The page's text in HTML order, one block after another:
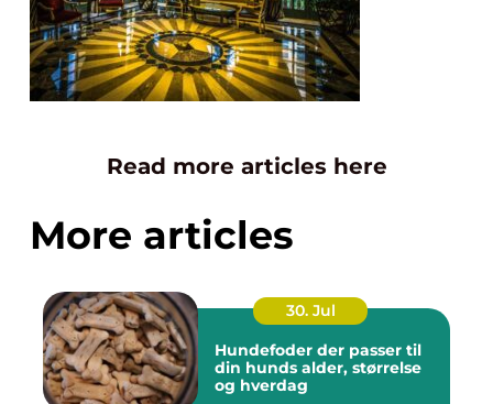
Read more articles here
More articles
30. Jul
Hundefoder der passer til
din hunds alder, størrelse
og hverdag